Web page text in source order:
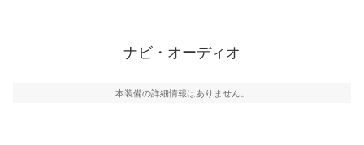
ナビ・オーディオ
本装備の詳細情報はありません。